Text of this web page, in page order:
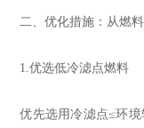
二、优化措施：从燃料
​1.优选低冷滤点燃料
优先选用冷滤点≤环境